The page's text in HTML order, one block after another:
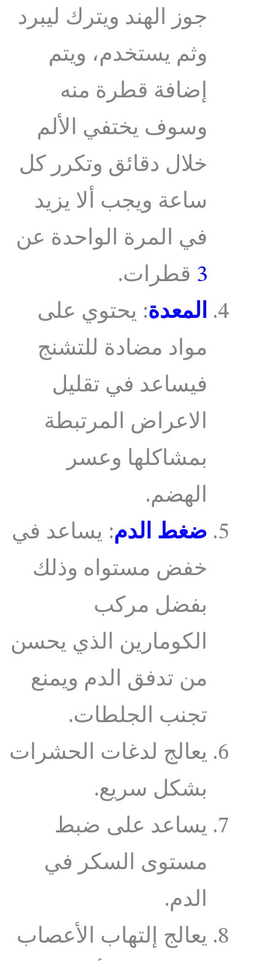
جوز الهند ويترك ليبرد
وثم يستخدم، ويتم
إضافة قطرة منه
وسوف يختفي الألم
خلال دقائق وتكرر كل
ساعة ويجب ألا يزيد
في المرة الواحدة عن
3 قطرات.
المعدة: يحتوي على
مواد مضادة للتشنج
فيساعد في تقليل
الاعراض المرتبطة
بمشاكلها وعسر
الهضم.
ضغط الدم: يساعد في
خفض مستواه وذلك
بفضل مركب
الكومارين الذي يحسن
من تدفق الدم ويمنع
تجنب الجلطات.
يعالج لدغات الحشرات
بشكل سريع.
يساعد على ضبط
مستوى السكر في
الدم.
يعالج إلتهاب الأعصاب